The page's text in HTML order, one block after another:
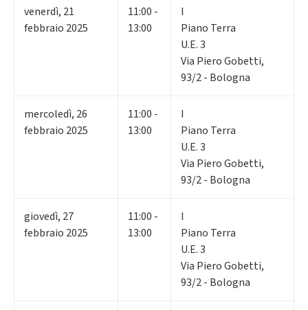
venerdì, 21
febbraio 2025
11:00 -
13:00
I
Piano Terra
U.E. 3
Via Piero Gobetti,
93/2 - Bologna
mercoledì, 26
febbraio 2025
11:00 -
13:00
I
Piano Terra
U.E. 3
Via Piero Gobetti,
93/2 - Bologna
giovedì, 27
febbraio 2025
11:00 -
13:00
I
Piano Terra
U.E. 3
Via Piero Gobetti,
93/2 - Bologna